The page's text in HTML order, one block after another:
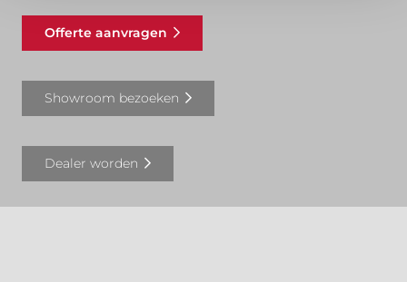
Offerte aanvragen
Showroom bezoeken
Dealer worden